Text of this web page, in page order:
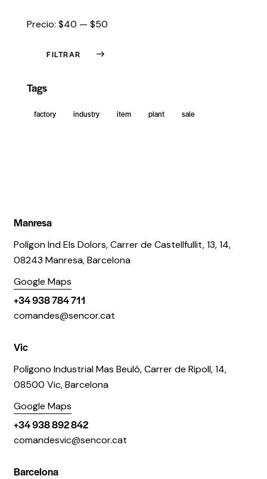
FILTRAR
Precio: $40 — $50
Tags
factory industry item plant sale
Manresa
Polígon Ind Els Dolors, Carrer de Castellfullit, 13, 14,
08243 Manresa, Barcelona
Google Maps
+34 938 784 711
comandes@sencor.cat
Vic
Polígono Industrial Mas Beuló, Carrer de Ripoll, 14,
08500 Vic, Barcelona
Google Maps
+34 938 892 842
comandesvic@sencor.cat
Barcelona